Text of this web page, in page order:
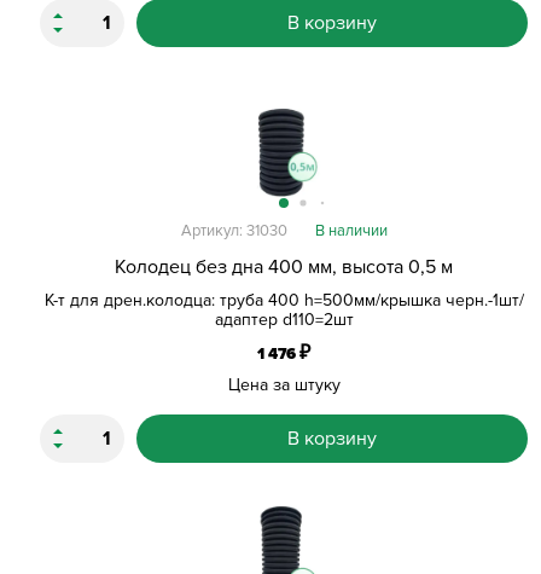
В корзину
Колодец без дна 400 мм, высота 0,5 м
К-т для дрен.колодца: труба 400 h=500мм/крышка черн.-1шт/
адаптер d110=2шт
Артикул: 31030 В наличии
1 476₽
Цена за штуку
В корзину